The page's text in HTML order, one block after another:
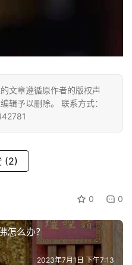
文章遵循原作者的版权声
辑予以删除。 联系方式：
(2)
0 0
怎么办？
2023年7月1日 下午7:13